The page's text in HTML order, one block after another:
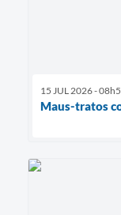
15 JUL 2026 -
Maus-tratos